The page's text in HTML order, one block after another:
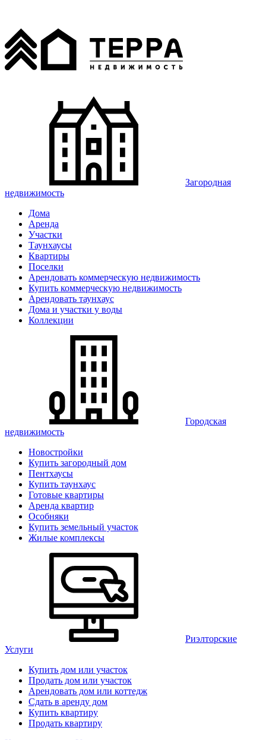
Загородная
недвижимость
Дома
Аренда
Участки
Таунхаусы
Квартиры
Поселки
Арендовать коммерческую недвижимость
Купить коммерческую недвижимость
Арендовать таунхаус
Дома и участки у воды
Коллекции
Городская
недвижимость
Новостройки
Купить загородный дом
Пентхаусы
Купить таунхаус
Готовые квартиры
Аренда квартир
Особняки
Купить земельный участок
Жилые комплексы
Риэлторские
Услуги
Купить дом или участок
Продать дом или участок
Арендовать дом или коттедж
Сдать в аренду дом
Купить квартиру
Продать квартиру